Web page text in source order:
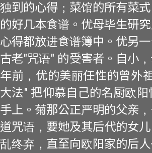
独到的心得﹔菜馆的所有菜
的好几本食谱。优母毕生研
心得都放进食谱簿中。优另
古老"咒语" 的受害者。自小
年前﹐优的美丽任性的曾外
大法" 把仰慕自己的名厨欧
手上。菊那公正严明的父亲
道咒语﹐要她及其后代的女
乱终弃﹐直至向欧阳家的后